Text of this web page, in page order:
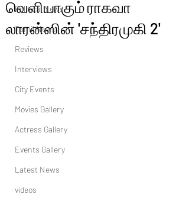
Political News
Tamil News
Reviews
Interviews
City Events
Movies Gallery
Actress Gallery
Events Gallery
Latest News
videos
வெளியாகும் ராகவா
லாரன்ஸின் 'சந்திரமுகி 2'